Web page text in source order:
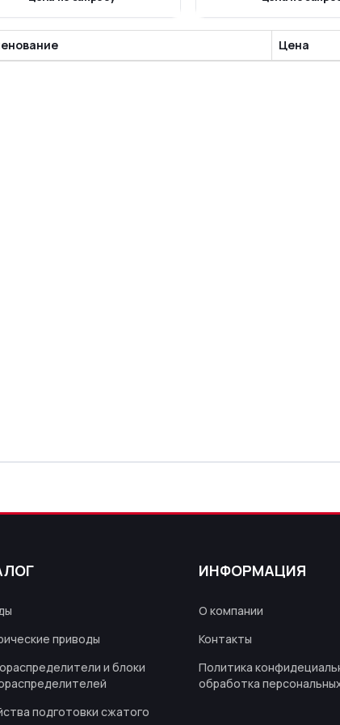
неподвижный верхний торц
Серия ZCUK имеет
с 6 диаметрами поршня.
Цена
приводы
и блоки
подготовки сжатого
ИНФОРМАЦИЯ
О компании
Контакты
Политика
обработка